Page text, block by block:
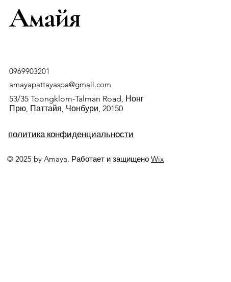
Амайя
0969903201
amayapattayaspa@gmail.com
53/35 Toongklom-Talman Road, Нонг
Прю, Паттайя, Чонбури, 20150
политика конфиденциальности
© 2025 by Amaya. Работает и защищено Wix